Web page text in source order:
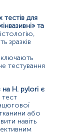
pylori :
живота,
тестів для
та
зразків
тестування
на H. pylori є
або
навіть